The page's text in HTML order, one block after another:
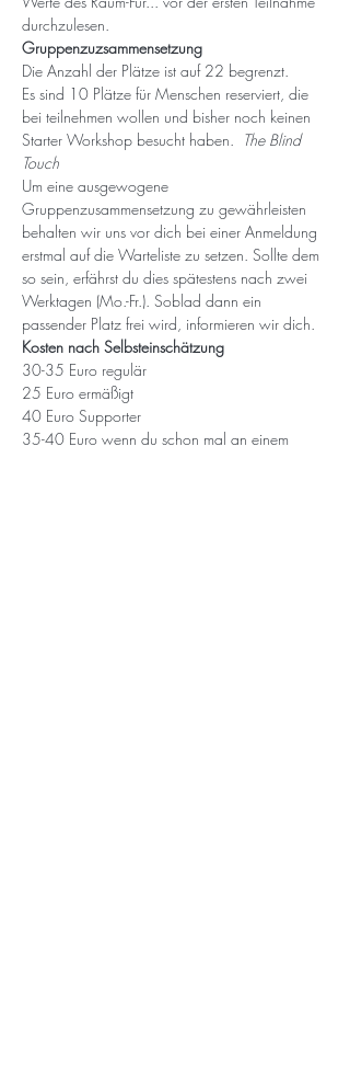
durchzulesen.
Gruppenzuzsammensetzung
Die Anzahl der Plätze ist auf 22 begrenzt.
Es sind 10 Plätze für Menschen reserviert, die
bei teilnehmen wollen und bisher noch keinen
Starter Workshop besucht haben. The Blind
Touch
Um eine ausgewogene
Gruppenzusammensetzung zu gewährleisten
behalten wir uns vor dich bei einer Anmeldung
erstmal auf die Warteliste zu setzen. Sollte dem
so sein, erfährst du dies spätestens nach zwei
Werktagen (Mo.-Fr.). Soblad dann ein
passender Platz frei wird, informieren wir dich.
Kosten nach Selbsteinschätzung
30-35 Euro regulär
25 Euro ermäßigt
40 Euro Supporter
35-40 Euro wenn du schon mal an einem